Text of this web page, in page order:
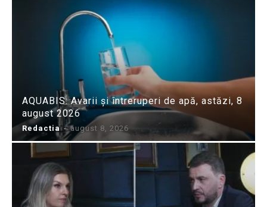
AQUABIS: Avarii și întreruperi de apă, astăzi, 8
august 2026
Redactia - august 8, 2026